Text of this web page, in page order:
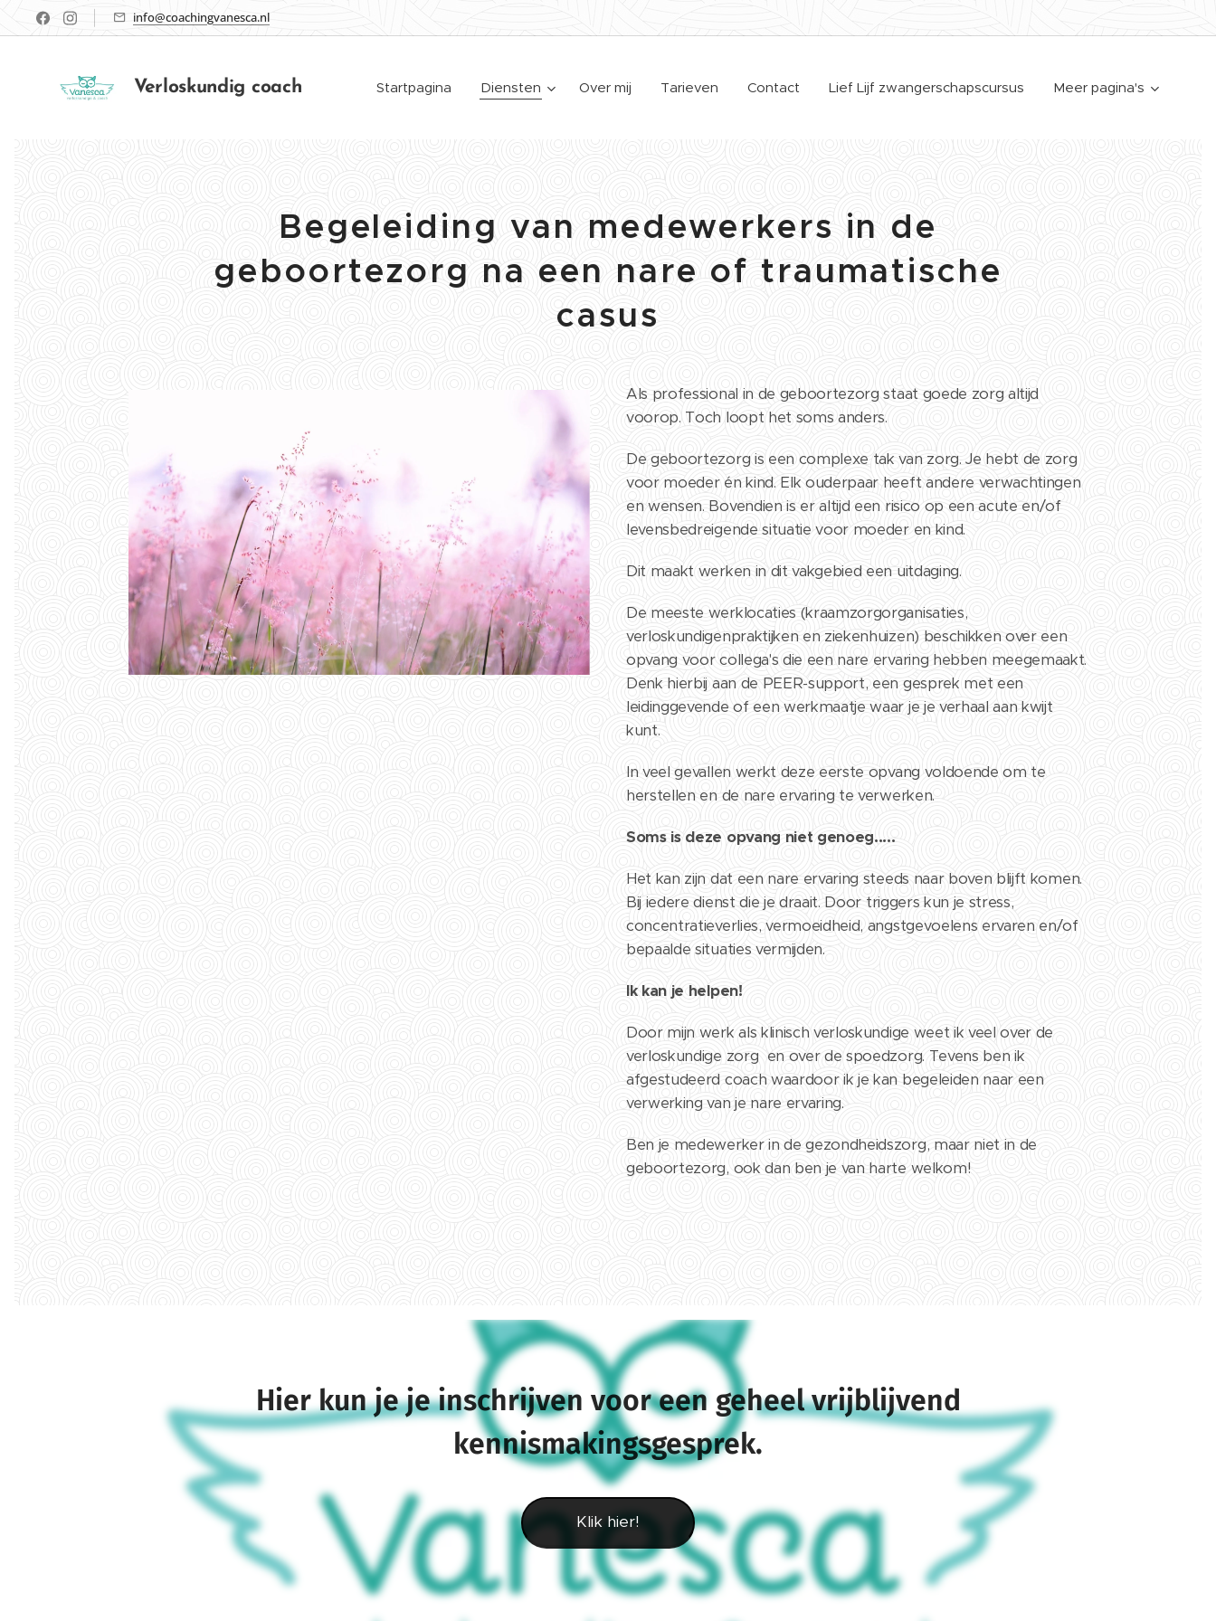
info@coachingvanesca.nl
Verloskundig coach Startpagina Diensten Over mij Tarieven Contact Lief Lijf zwangerschapscursus Meer pagina's
Begeleiding van medewerkers in de
geboortezorg na een nare of traumatische
casus
Als professional in de geboortezorg staat goede zorg altijd
voorop. Toch loopt het soms anders.
De geboortezorg is een complexe tak van zorg. Je hebt de zorg
voor moeder én kind. Elk ouderpaar heeft andere verwachtingen
en wensen. Bovendien is er altijd een risico op een acute en/of
levensbedreigende situatie voor moeder en kind.
Dit maakt werken in dit vakgebied een uitdaging.
De meeste werklocaties (kraamzorgorganisaties,
verloskundigenpraktijken en ziekenhuizen) beschikken over een
opvang voor collega's die een nare ervaring hebben meegemaakt.
Denk hierbij aan de PEER-support, een gesprek met een
leidinggevende of een werkmaatje waar je je verhaal aan kwijt
kunt.
In veel gevallen werkt deze eerste opvang voldoende om te
herstellen en de nare ervaring te verwerken.
Soms is deze opvang niet genoeg.....
Het kan zijn dat een nare ervaring steeds naar boven blijft komen.
Bij iedere dienst die je draait. Door triggers kun je stress,
concentratieverlies, vermoeidheid, angstgevoelens ervaren en/of
bepaalde situaties vermijden.
Ik kan je helpen!
Door mijn werk als klinisch verloskundige weet ik veel over de
verloskundige zorg en over de spoedzorg. Tevens ben ik
afgestudeerd coach waardoor ik je kan begeleiden naar een
verwerking van je nare ervaring.
Ben je medewerker in de gezondheidszorg, maar niet in de
geboortezorg, ook dan ben je van harte welkom!
Hier kun je je inschrijven voor een geheel vrijblijvend
kennismakingsgesprek.
Klik hier!